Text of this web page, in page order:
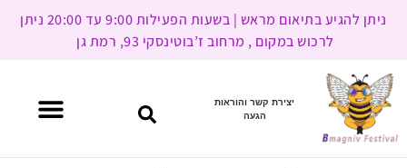
ניתן להגיע בתיאום מראש | בשעות הפעילות 9:00 עד 20:00 ניתן
לרכוש במקום , מרחוב ז’בוטינסקי 93, רמת גן
יצירת קשר והוראות
הגעה